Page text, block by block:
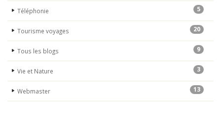
Téléphonie 5
Tourisme voyages 20
Tous les blogs 9
Vie et Nature 3
Webmaster 13